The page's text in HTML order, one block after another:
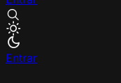
Entrar